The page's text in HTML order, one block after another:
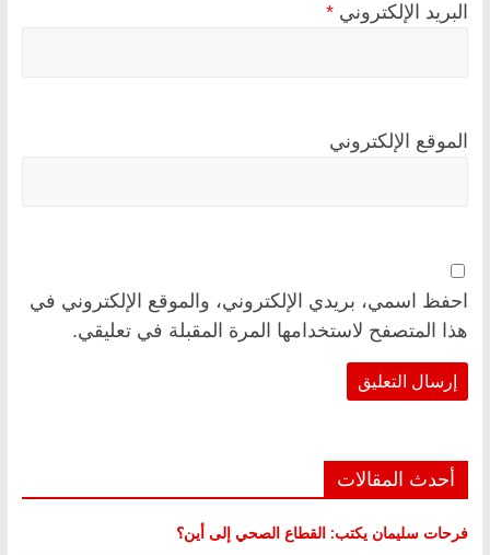
البريد الإلكتروني *
الموقع الإلكتروني
احفظ اسمي، بريدي الإلكتروني، والموقع الإلكتروني في
هذا المتصفح لاستخدامها المرة المقبلة في تعليقي.
أحدث المقالات
فرحات سليمان يكتب: القطاع الصحي إلى أين؟